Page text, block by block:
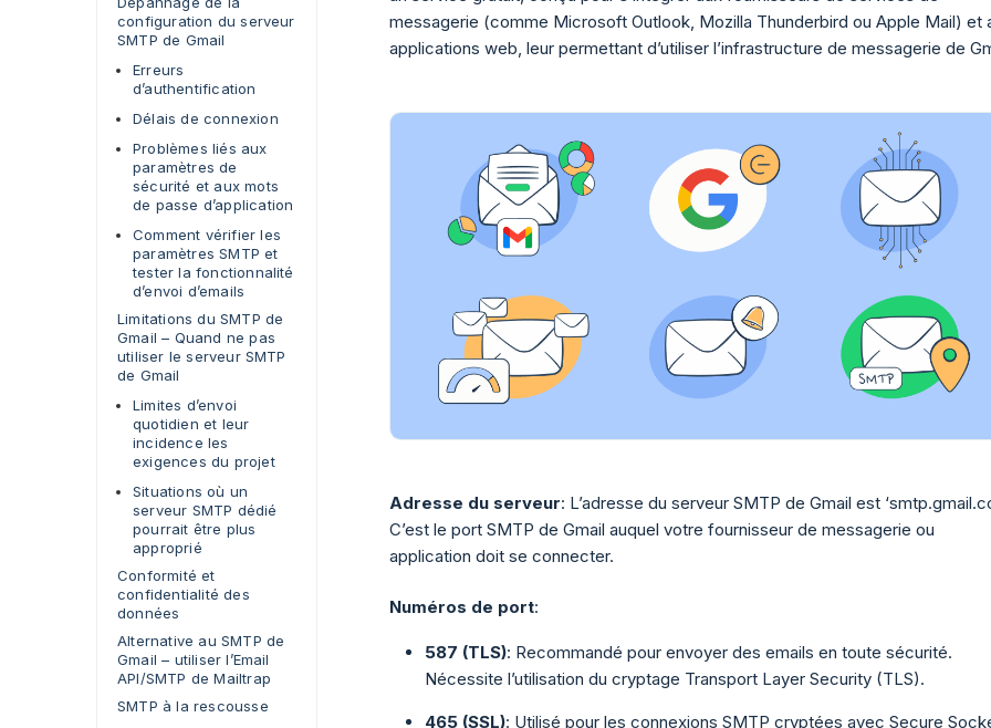
configuration du serveur
SMTP de Gmail
Erreurs
d’authentification
Délais de connexion
Problèmes liés aux
paramètres de
sécurité et aux mots
de passe d’application
Comment vérifier les
paramètres SMTP et
tester la fonctionnalité
d’envoi d’emails
Limitations du SMTP de
Gmail – Quand ne pas
utiliser le serveur SMTP
de Gmail
Limites d’envoi
quotidien et leur
incidence les
exigences du projet
Situations où un
serveur SMTP dédié
pourrait être plus
approprié
Conformité et
confidentialité des
données
Alternative au SMTP de
Gmail – utiliser l’Email
API/SMTP de Mailtrap
SMTP à la rescousse
messagerie (comme Microsoft Outlook, Mozilla Thunderbird ou Apple Mail) et
applications web, leur permettant d’utiliser l’infrastructure de messagerie de
Adresse du serveur: L’adresse du serveur SMTP de Gmail est
C’est le port SMTP de Gmail auquel votre fournisseur de messagerie ou
application doit se connecter.
Numéros de port:
587 (TLS): Recommandé pour envoyer des emails en toute sécurité.
Nécessite l’utilisation du cryptage Transport Layer Security (TLS).
465 (SSL): Utilisé pour les connexions SMTP cryptées avec Secure